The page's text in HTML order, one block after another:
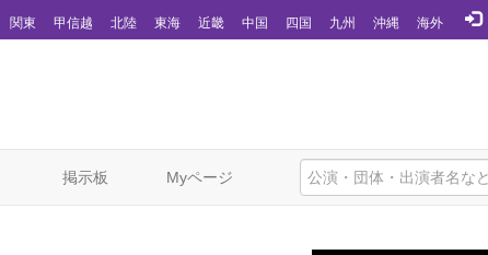
関東 甲信越 北陸 東海 近畿 中国 四国 九州 沖縄 海外
掲示板 Myページ